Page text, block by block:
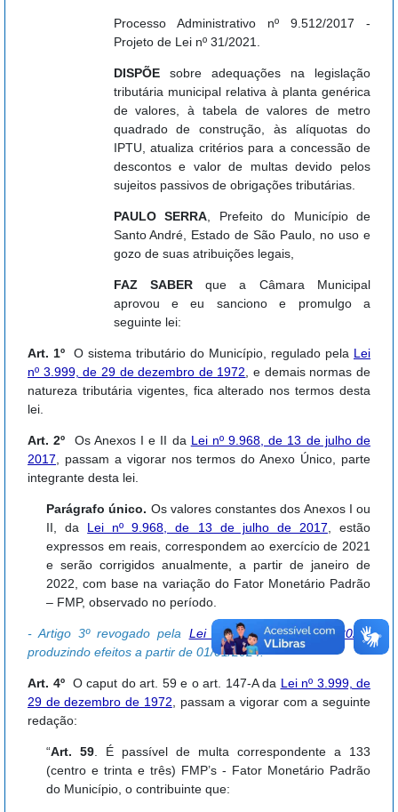
Processo Administrativo nº 9.512/2017 -
Projeto de Lei nº 31/2021.
DISPÕE sobre adequações na legislação
tributária municipal relativa à planta genérica
de valores, à tabela de valores de metro
quadrado de construção, às alíquotas do
IPTU, atualiza critérios para a concessão de
descontos e valor de multas devido pelos
sujeitos passivos de obrigações tributárias.
PAULO SERRA , Prefeito do Município de
Santo André, Estado de São Paulo, no uso e
gozo de suas atribuições legais,
FAZ SABERque a Câmara Municipal
aprovou e eu sanciono e promulgo a
seguinte lei:
Art. 1º O sistema tributário do Município, regulado pela Lei
nº 3.999, de 29 de dezembro de 1972 , e demais normas de
natureza tributária vigentes, fica alterado nos termos desta
lei.
Art. 2º Os Anexos I e II da Lei nº 9.968, de 13 de julho de
2017 , passam a vigorar nos termos do Anexo Único, parte
integrante desta lei.
Parágrafo único. Os valores constantes dos Anexos I ou
II, da Lei nº 9.968, de 13 de julho de 2017 , estão
expressos em reais, correspondem ao exercício de 2021
e serão corrigidos anualmente, a partir de janeiro de
2022, com base na variação do Fator Monetário Padrão
– FMP, observado no período.
- Artigo 3º revogado pela Lei nº 10.705, de 15/09/2023,
produzindo efeitos a partir de 01/01/2024.
Art. 4º O caput do art. 59 e o art. 147-A da Lei nº 3.999, de
29 de dezembro de 1972 , passam a vigorar com a seguinte
redação:
“Art. 59 . É passível de multa correspondente a 133
(centro e trinta e três) FMP’s - Fator Monetário Padrão
do Município, o contribuinte que: